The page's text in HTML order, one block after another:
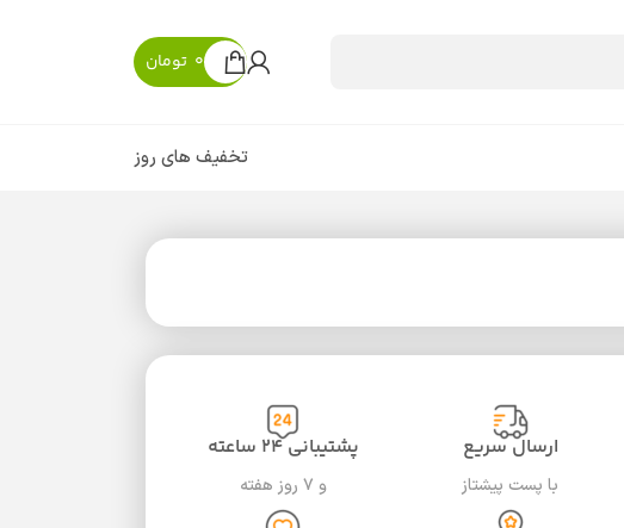
تومان 0
تخفیف های روز
ارسال سریع
با پست پیشتاز
پشتیبانی ۲۴ ساعته
و ۷ روز هفته